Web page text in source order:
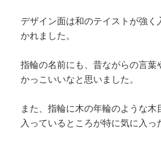
デザイン面は和のテイストが強
かれました。
指輪の名前にも、昔ながらの言葉
かっこいいなと思いました。
また、指輪に木の年輪のような
入っているところが特に気に入っ